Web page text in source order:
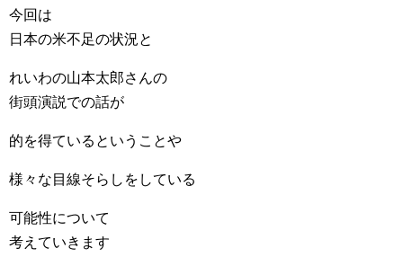
今回は
日本の米不足の状況と
れいわの山本太郎さんの
街頭演説での話が
的を得ているということや
様々な目線そらしをしている
可能性について
考えていきます